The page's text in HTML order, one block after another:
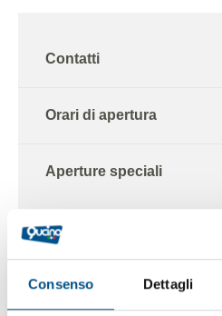
Consenso Dettagli
Contatti
Orari di apertura
Aperture speciali